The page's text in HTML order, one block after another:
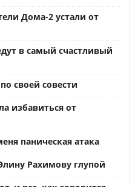
Дома-2 устали от
в самый счастливый
своей совести
избавиться от
паническая атака
Рахимову глупой